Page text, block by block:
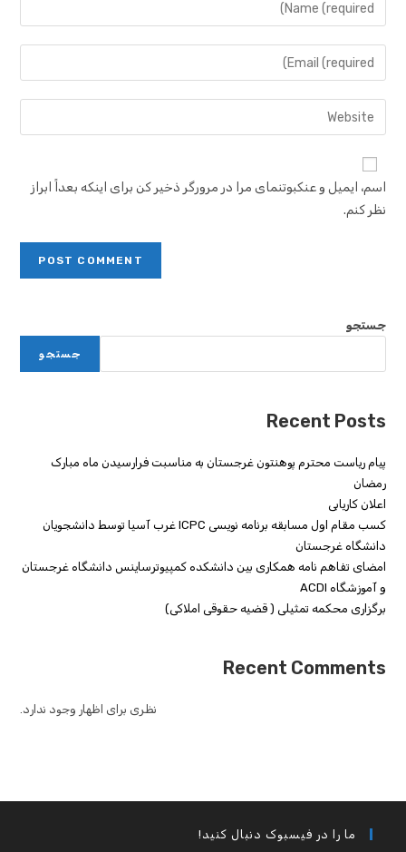
اسم، ایمیل و عنکبوتنمای مرا در مرورگر ذخیر کن برای اینکه بعداً ابراز
نظر کنم.
جستجو
جستجو
Recent Posts
پیام ریاست محترم پوهنتون غرجستان به مناسبت فرارسیدن ماه مبارک
رمضان
اعلان کاریابی
کسب مقام اول مسابقه برنامه نویسی ICPC غرب آسیا توسط دانشجویان
دانشگاه غرجستان
امضای تفاهم نامه همکاری بین دانشکده کمپیوترساینس دانشگاه غرجستان
و آموزشگاه ACDI
برگزاری محکمه تمثیلی ( قضیه حقوقی املاکی)
Recent Comments
نظری برای اظهار وجود ندارد.
ما را در فیسبوک دنبال کنید!